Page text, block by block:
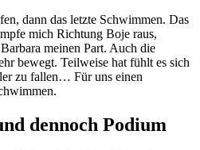
dann das letzte Schwimmen. Das
mich Richtung Boje raus,
meinen Part. Auch die
bewegt. Teilweise hat fühlt es sich
zu fallen… Für uns einen
dennoch Podium